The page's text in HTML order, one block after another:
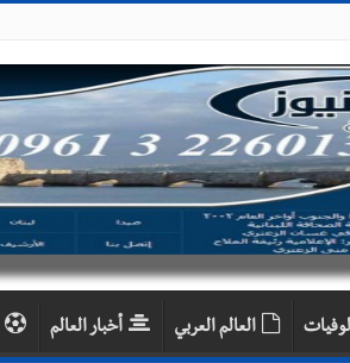
العالم العربي أخبار العالم